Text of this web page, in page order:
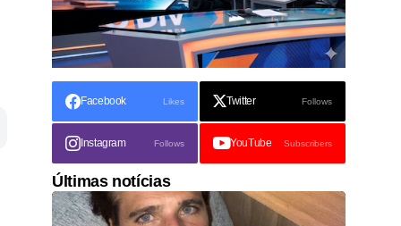
Facebook Likes Twitter Follows
Instagram Follows YouTube Subscribers
Últimas notícias